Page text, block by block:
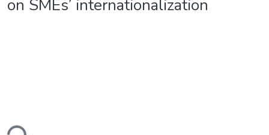
on SMEs’ internationalization